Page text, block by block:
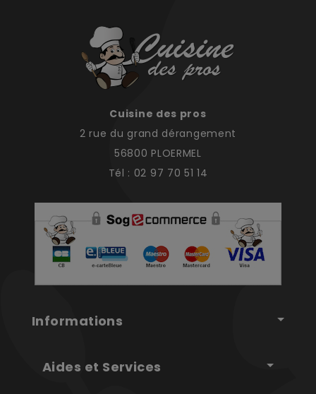
Cuisine des pros
2 rue du grand dérangement
56800 PLOERMEL
Tél : 02 97 70 51 14
Informations
Aides et Services